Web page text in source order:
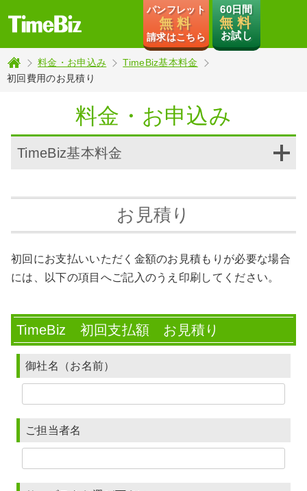
パンフレット
無 料
請求はこちら
60日間
無 料
お試し
トップページ
料金・お申込み
TimeBiz基本料金
初回費用のお見積り
料金・お申込み
TimeBiz基本料金
お見積り
初回にお支払いいただく金額のお見積もりが必要な場合
には、以下の項目へご記入のうえ印刷してください。
TimeBiz 初回支払額 お見積り
御社名（お名前）
ご担当者名